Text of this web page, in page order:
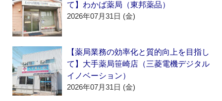
て】わかば薬局（東邦薬品）
2026年07月31日 (金)
【薬局業務の効率化と質的向上を目指し
て】大手薬局笹崎店（三菱電機デジタル
イノベーション）
2026年07月31日 (金)